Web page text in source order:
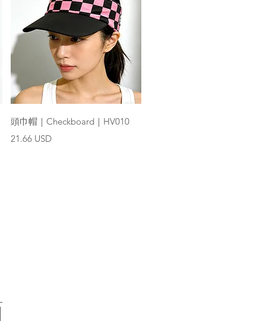
快速瀏覽
頭巾帽｜Checkboard｜HV010
價格
21.66 USD